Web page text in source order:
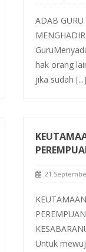
ADAB
hak orang
jika sudah [...]
21
Untuk